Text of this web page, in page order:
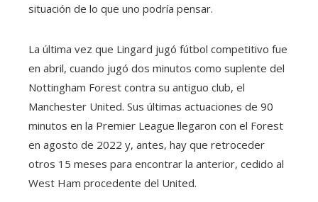
situación de lo que uno podría pensar.
La última vez que Lingard jugó fútbol competitivo fue
en abril, cuando jugó dos minutos como suplente del
Nottingham Forest contra su antiguo club, el
Manchester United. Sus últimas actuaciones de 90
minutos en la Premier League llegaron con el Forest
en agosto de 2022 y, antes, hay que retroceder
otros 15 meses para encontrar la anterior, cedido al
West Ham procedente del United.